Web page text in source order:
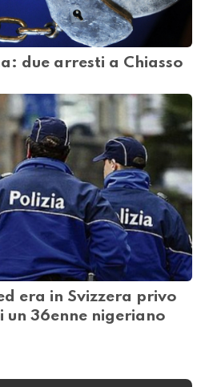
due arresti a Chiasso
era in Svizzera privo
un 36enne nigeriano